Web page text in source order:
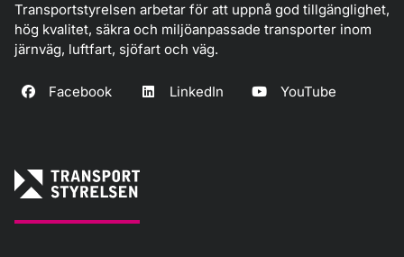
Transportstyrelsen arbetar för att uppnå god tillgänglighet,
hög kvalitet, säkra och miljöanpassade transporter inom
järnväg, luftfart, sjöfart och väg.
Facebook LinkedIn YouTube